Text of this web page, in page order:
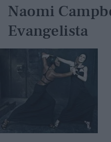
Naomi
Evangelista